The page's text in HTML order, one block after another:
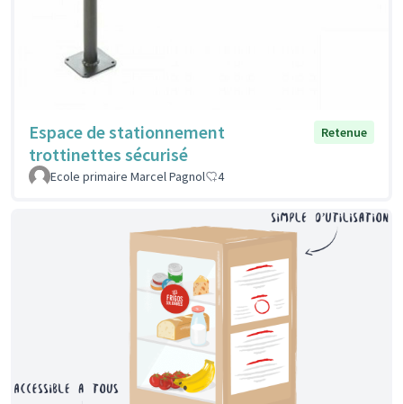
Espace de stationnement
trottinettes sécurisé
Retenue
Ecole primaire Marcel Pagnol 4